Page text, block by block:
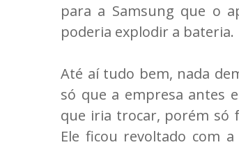
para a Samsung que o
poderia explodir a bateria.
Até aí tudo bem, nada
só que a empresa antes
que iria trocar, porém só
Ele ficou revoltado com